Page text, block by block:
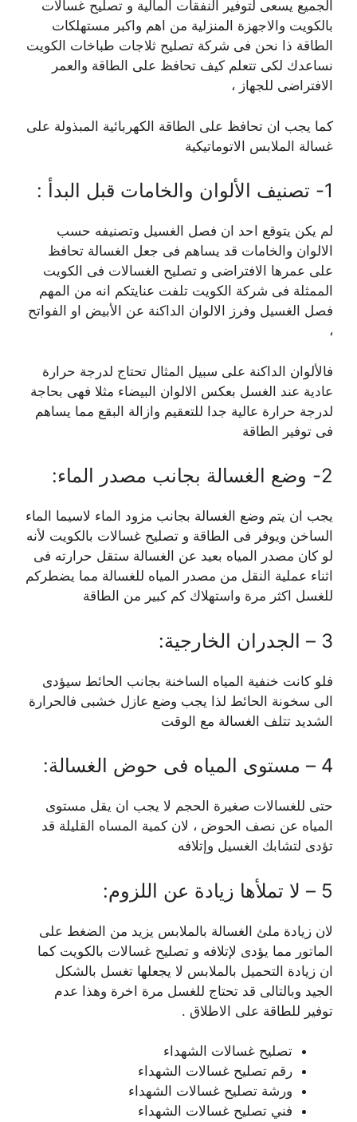
الجميع يسعى لتوفير النفقات المالية و تصليح غسالات
بالكويت والاجهزة المنزلية من اهم واكبر مستهلكات
الطاقة ذا نحن فى شركة تصليح ثلاجات طباخات الكويت
نساعدك لكى تتعلم كيف تحافظ على الطاقة والعمر
الافتراضى للجهاز ،
كما يجب ان تحافظ على الطاقة الكهربائية المبذولة على
غسالة الملابس الاتوماتيكية
1- تصنيف الألوان والخامات قبل البدأ :
لم يكن يتوقع احد ان فصل الغسيل وتصنيفه حسب
الالوان والخامات قد يساهم فى جعل الغسالة تحافظ
على عمرها الافتراضى و تصليح الغسالات فى الكويت
الممثلة فى شركة الكويت تلفت عنايتكم انه من المهم
فصل الغسيل وفرز الالوان الداكنة عن الأبيض او الفواتح
،
فالألوان الداكنة على سبيل المثال تحتاج لدرجة حرارة
عادية عند الغسل بعكس الالوان البيضاء مثلا فهى بحاجة
لدرجة حرارة عالية جدا للتعقيم وازالة البقع مما يساهم
فى توفير الطاقة
2- وضع الغسالة بجانب مصدر الماء:
يجب ان يتم وضع الغسالة بجانب مزود الماء لاسيما الماء
الساخن ويوفر فى الطاقة و تصليح غسالات بالكويت لأنه
لو كان مصدر المياه بعيد عن الغسالة ستقل حرارته فى
اثناء عملية النقل من مصدر المياه للغسالة مما يضطركم
للغسل اكثر مرة واستهلاك كم كبير من الطاقة
3 – الجدران الخارجية:
فلو كانت خنفية المياه الساخنة بجانب الحائط سيؤدى
الى سخونة الحائط لذا يجب وضع عازل خشبى فالحرارة
الشديد تتلف الغسالة مع الوقت
4 – مستوى المياه فى حوض الغسالة:
حتى للغسالات صغيرة الحجم لا يجب ان يقل مستوى
المياه عن نصف الحوض ، لان كمية المساه القليلة قد
تؤدى لتشابك الغسيل وإتلافه
5 – لا تملأها زيادة عن اللزوم:
لان زيادة ملئ الغسالة بالملابس يزيد من الضغط على
الماتور مما يؤدى لإتلافه و تصليح غسالات بالكويت كما
ان زيادة التحميل بالملابس لا يجعلها تغسل بالشكل
الجيد وبالتالى قد تحتاج للغسل مرة اخرة وهذا عدم
توفير للطاقة على الاطلاق .
تصليح غسالات الشهداء
رقم تصليح غسالات الشهداء
ورشة تصليح غسالات الشهداء
فني تصليح غسالات الشهداء